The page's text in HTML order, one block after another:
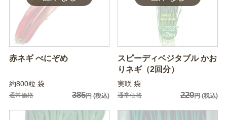
赤ネギ べにぞめ
約800粒 袋
通常価格 385円(税込)
スピーディベジタブル かお
りネギ（2回分）
実咲 袋
通常価格 220円(税込)